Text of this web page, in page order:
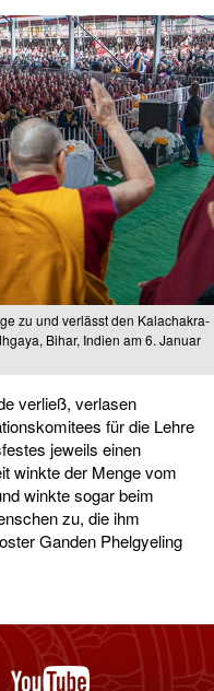
zu und verlässt den Kalachakra-
Bihar, Indien am 6. Januar
verließ, verlasen
für die Lehre
jeweils einen
winkte der Menge vom
winkte sogar beim
zu, die ihm
Ganden Phelgyeling